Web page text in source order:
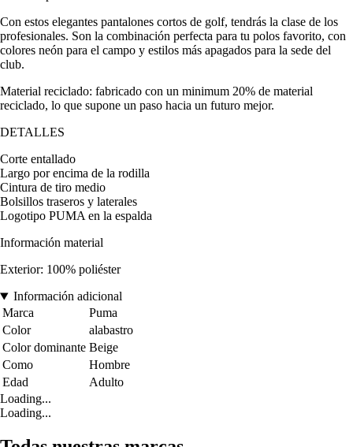
Con estos elegantes pantalones cortos de golf, tendrás la clase de los
profesionales. Son la combinación perfecta para tu polos favorito, con
colores neón para el campo y estilos más apagados para la sede del
club.
Material reciclado: fabricado con un minimum 20% de material
reciclado, lo que supone un paso hacia un futuro mejor.
DETALLES
Corte entallado
Largo por encima de la rodilla
Cintura de tiro medio
Bolsillos traseros y laterales
Logotipo PUMA en la espalda
Información material
Exterior: 100% poliéster
Información adicional
Marca
Puma
Color
alabastro
Color dominante Beige
Como
Hombre
Edad
Adulto
Loading...
Loading...